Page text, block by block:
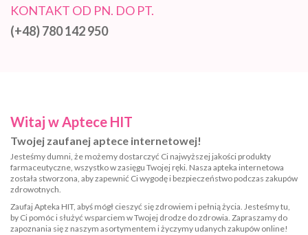
KONTAKT OD PN. DO PT.
(+48) 780 142 950
Witaj w Aptece HIT
Twojej zaufanej aptece internetowej!
Jesteśmy dumni, że możemy dostarczyć Ci najwyższej jakości produkty
farmaceutyczne, wszystko w zasięgu Twojej ręki. Nasza apteka internetowa
została stworzona, aby zapewnić Ci wygodę i bezpieczeństwo podczas zakupów
zdrowotnych.
Zaufaj Apteka HIT, abyś mógł cieszyć się zdrowiem i pełnią życia. Jesteśmy tu,
by Ci pomóc i służyć wsparciem w Twojej drodze do zdrowia. Zapraszamy do
zapoznania się z naszym asortymentem i życzymy udanych zakupów online!